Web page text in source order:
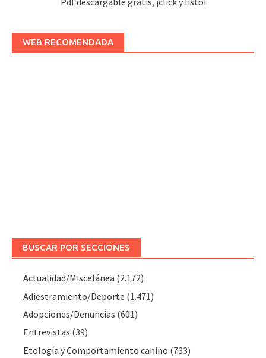
WEB RECOMENDADA
BUSCAR POR SECCIONES
Actualidad/Miscelánea (2.172)
Adiestramiento/Deporte (1.471)
Adopciones/Denuncias (601)
Entrevistas (39)
Etología y Comportamiento canino (733)